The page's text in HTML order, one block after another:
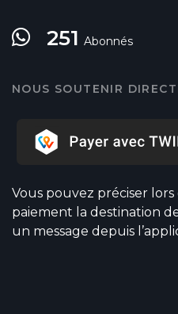
251 Abonnés
NOUS SOUTENIR
Vous pouvez préciser
paiement la destination
un message depuis